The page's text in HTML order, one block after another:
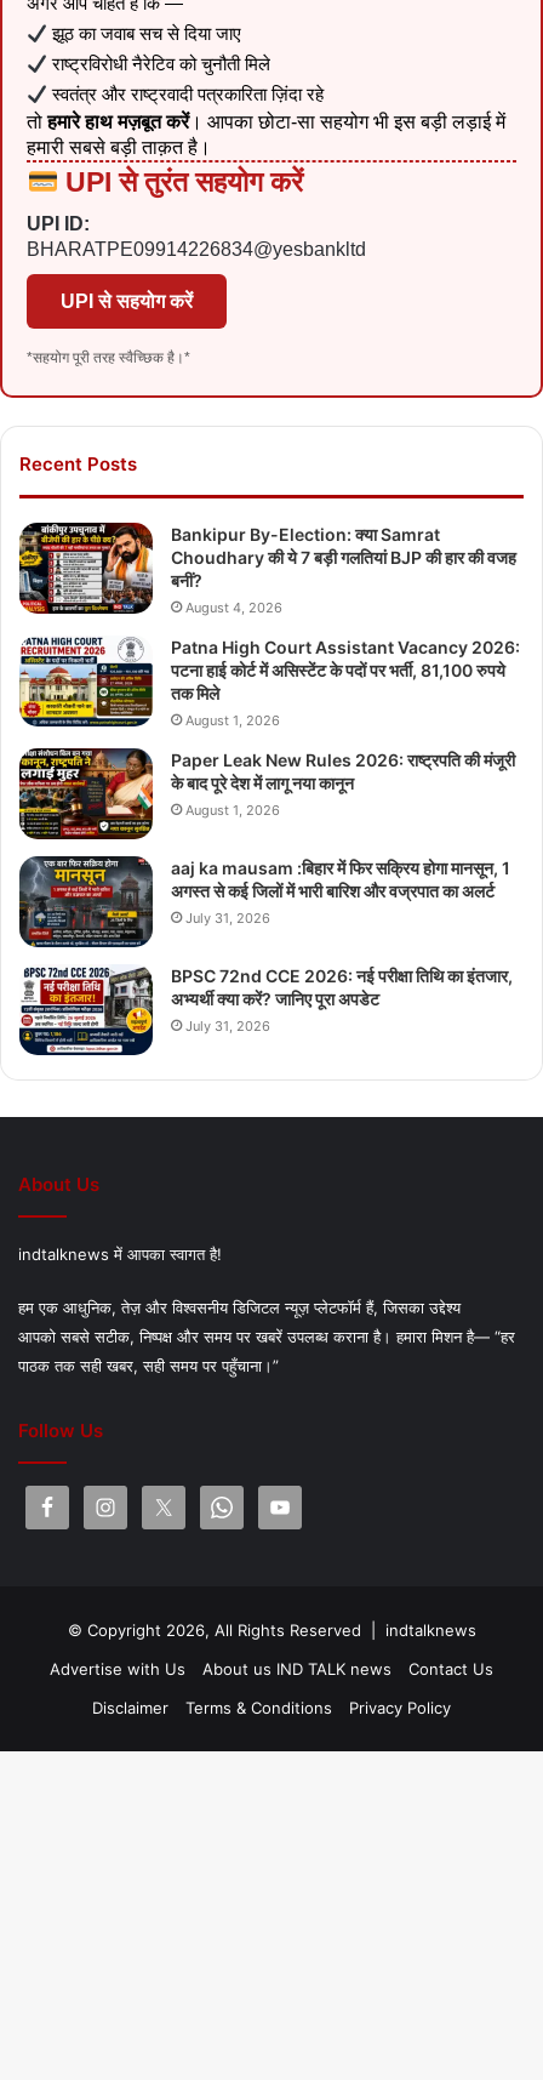
झूठ का जवाब सच से दिया जाए
राष्ट्रविरोधी नैरेटिव को चुनौती मिले
स्वतंत्र और राष्ट्रवादी पत्रकारिता ज़िंदा रहे
तोहमारे हाथ मज़बूत करें। आपका छोटा-सा सहयोग भी इस बड़ी लड़ाई में
हमारी सबसे बड़ी ताक़त है।
UPI से तुरंत सहयोग करें
UPI ID:
BHARATPE09914226834@yesbankltd
UPI से सहयोग करें
*सहयोग पूरी तरह स्वैच्छिक है।*
Recent Posts
Bankipur By-Election: क्या Samrat
Choudhary की ये 7 बड़ी गलतियां BJP की हार की वजह
बनीं?
August 4, 2026
Patna High Court Assistant Vacancy 2026:
पटना हाई कोर्ट में असिस्टेंट के पदों पर भर्ती, 81,100 रुपये
तक मिले
August 1, 2026
Paper Leak New Rules 2026: राष्ट्रपति की मंजूरी
के बाद पूरे देश में लागू नया कानून
August 1, 2026
aaj ka mausam :बिहार में फिर सक्रिय होगा मानसून, 1
अगस्त से कई जिलों में भारी बारिश और वज्रपात का अलर्ट
July 31, 2026
BPSC 72nd CCE 2026: नई परीक्षा तिथि का इंतजार,
अभ्यर्थी क्या करें? जानिए पूरा अपडेट
July 31, 2026
About Us
indtalknews में आपका स्वागत है!
हम एक आधुनिक, तेज़ और विश्वसनीय डिजिटल न्यूज़ प्लेटफॉर्म हैं, जिसका उद्देश्य
आपको सबसे सटीक, निष्पक्ष और समय पर खबरें उपलब्ध कराना है। हमारा मिशन है— “हर
पाठक तक सही खबर, सही समय पर पहुँचाना।”
Follow Us
© Copyright 2026, All Rights Reserved | indtalknews
Advertise with Us
About us IND TALK news
Contact Us
Disclaimer
Terms & Conditions Privacy Policy